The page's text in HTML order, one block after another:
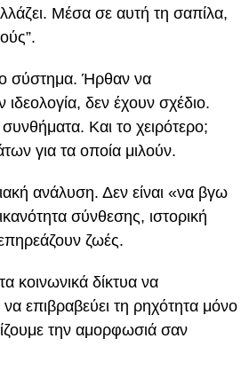
Μέσα σε αυτή τη σαπίλα,
σύστημα. Ήρθαν να
δεν έχουν σχέδιο.
Και το χειρότερο;
για τα οποία μιλούν.
ανάλυση. Δεν είναι «να βγω
σύνθεσης, ιστορική
ζωές.
κοινωνικά δίκτυα να
επιβραβεύει τη ρηχότητα μόνο
την αμορφωσιά σαν